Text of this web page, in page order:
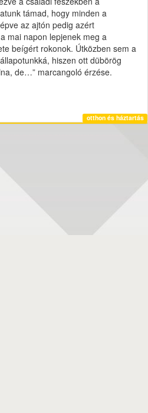
támad, hogy minden a
az ajtón pedig azért
mai napon lepjenek meg a
beígért rokonok. Útközben sem a
hiszen ott dübörög
de…” marcangoló érzése.
otthon és háztartás